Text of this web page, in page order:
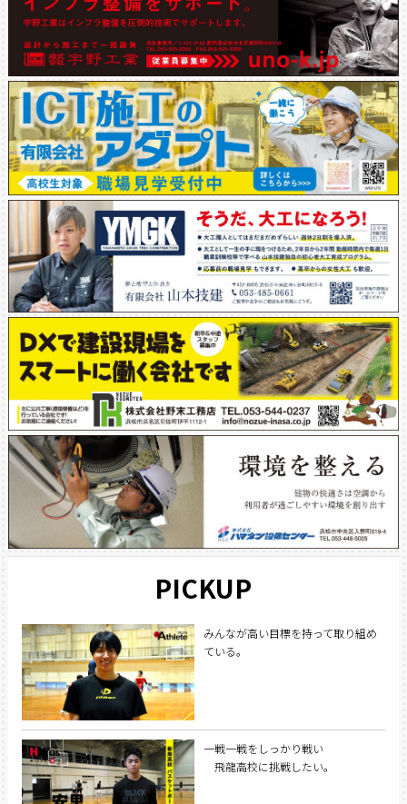
PICKUP
みんなが高い目標を持って取り組め
ている。
一戦一戦をしっかり戦い
飛龍高校に挑戦したい。